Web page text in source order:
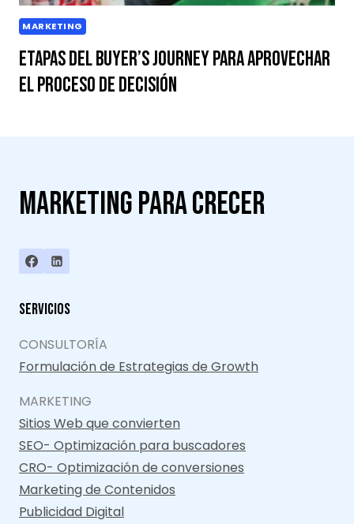
MARKETING
Etapas del Buyer’s Journey para aprovechar
el proceso de decisión
Marketing para crecer
Servicios
CONSULTORÍA
Formulación de Estrategias de Growth
MARKETING
Sitios Web que convierten
SEO- Optimización para buscadores
CRO- Optimización de conversiones
Marketing de Contenidos
Publicidad Digital